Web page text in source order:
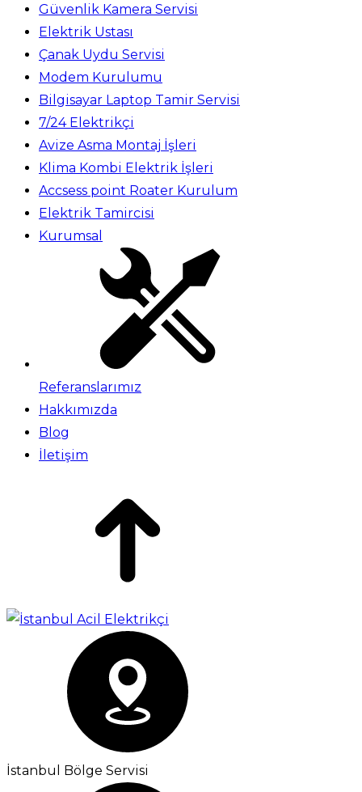
Güvenlik Kamera Servisi
Elektrik Ustası
Çanak Uydu Servisi
Modem Kurulumu
Bilgisayar Laptop Tamir Servisi
7/24 Elektrikçi
Avize Asma Montaj İşleri
Klima Kombi Elektrik İşleri
Accsess point Roater Kurulum
Elektrik Tamircisi
Kurumsal
Referanslarımız
Hakkımızda
Blog
İletişim
İstanbul Bölge Servisi